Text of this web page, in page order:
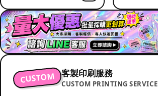
CUSTOM 客製印刷服務
CUSTOM PRINTING SERVICE